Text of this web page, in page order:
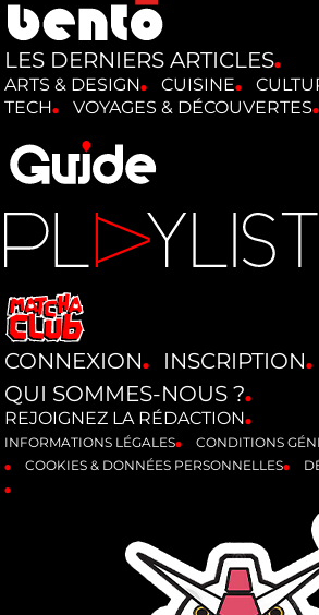
LES DERNIERS ARTICLES
ARTS & DESIGN CUISINE
TECH
VOYAGES & DÉCOUVERTES
CONNEXION
INSCRIPTION
QUI SOMMES-NOUS ?
REJOIGNEZ LA RÉDACTION
INFORMATIONS LÉGALES
CONDITIONS
COOKIES & DONNÉES PERSONNELLES